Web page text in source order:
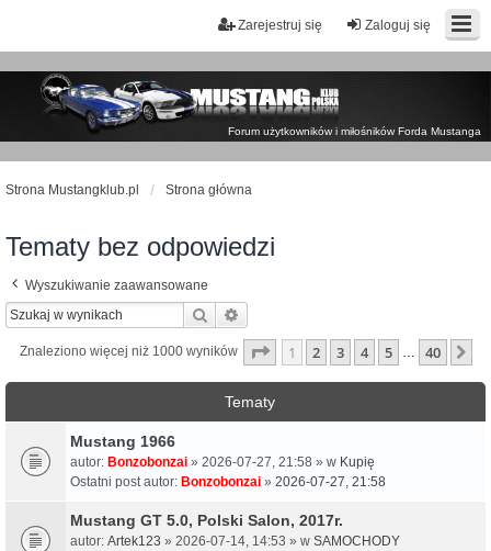
Zaloguj się
Zarejestruj się
Forum użytkowników i miłośników Forda Mustanga
Strona Mustangklub.pl Strona główna
Tematy bez odpowiedzi
Wyszukiwanie zaawansowane
Szukaj
Znaleziono więcej niż 1000 wyników Strona1 z40
1 2 3 4 5 … 40
Tematy
Mustang 1966
autor: Bonzobonzai » 2026-07-27, 21:58 » w Kupię
Ostatni post autor: Bonzobonzai » 2026-07-27, 21:58
Mustang GT 5.0, Polski Salon, 2017r.
autor: Artek123 » 2026-07-14, 14:53 » w SAMOCHODY